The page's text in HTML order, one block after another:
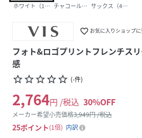
ホワイト（10） チャコール（06）サックス（48）
favorite_border お気に入りショップ
フォト&ロゴプリントフレンチス
感
star_borderstar_borderstar_borderstar_borderstar_border (-件)
2,764円 /税込 30%OFF
メーカー希望小売価格3,949円 /税込
25ポイント 1倍
内訳